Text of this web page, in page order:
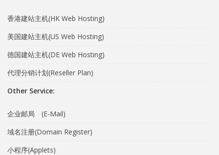
香港建站主机(HK Web Hosting)
美国建站主机(US Web Hosting)
德国建站主机(DE Web Hosting)
代理分销计划(Reseller Plan)
Other Service:
企业邮局 (E-Mail)
域名注册(Domain Register)
小程序(Applets)